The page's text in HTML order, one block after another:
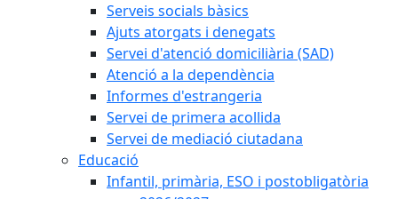
Serveis socials bàsics
Ajuts atorgats i denegats
Servei d'atenció domiciliària (SAD)
Atenció a la dependència
Informes d'estrangeria
Servei de primera acollida
Servei de mediació ciutadana
Educació
Infantil, primària, ESO i postobligatòria